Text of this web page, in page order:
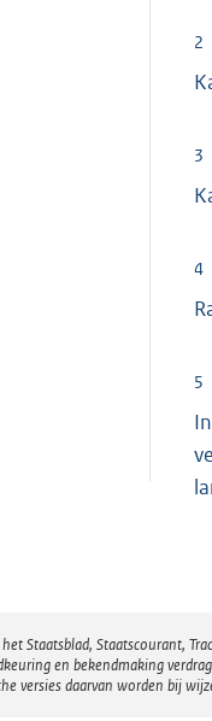
2
3
4
5
Staatsblad, Staatscourant,
en bekendmaking
versies daarvan worden bij